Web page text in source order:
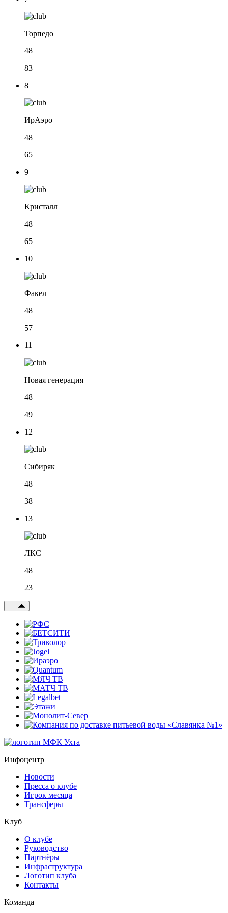
Торпедо
48
83
8
ИрАэро
48
65
9
Кристалл
48
65
10
Факел
48
57
11
Новая генерация
48
49
12
Сибиряк
48
38
13
ЛКС
48
23
Инфоцентр
Новости
Пресса о клубе
Игрок месяца
Трансферы
Клуб
О клубе
Руководство
Партнёры
Инфраструктура
Логотип клуба
Контакты
Команда